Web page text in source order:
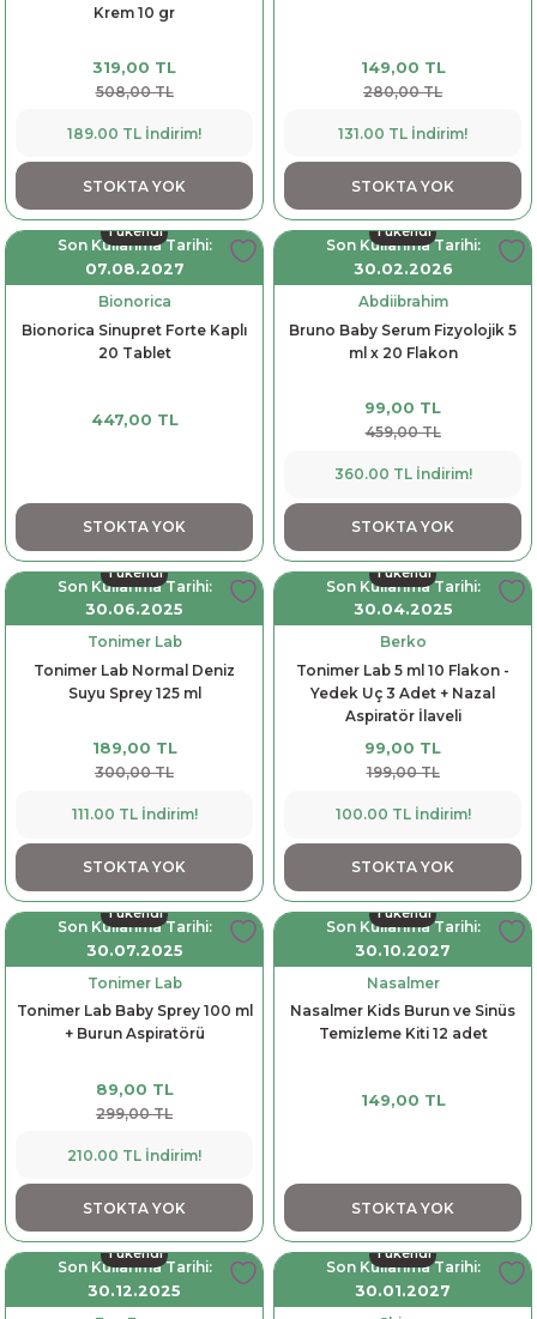
Krem 10 gr
319,00 TL
508,00 TL
189.00 TL İndirim!
STOKTA YOK
149,00 TL
280,00 TL
131.00 TL İndirim!
STOKTA YOK
Tükendi
Son Kullanma Tarihi:
07.08.2027
Bionorica
Bionorica Sinupret Forte Kaplı
20 Tablet
447,00 TL
STOKTA YOK
Tükendi
Son Kullanma Tarihi:
30.02.2026
Abdiibrahim
Bruno Baby Serum Fizyolojik 5
ml x 20 Flakon
99,00 TL
459,00 TL
360.00 TL İndirim!
STOKTA YOK
Tükendi
Son Kullanma Tarihi:
30.06.2025
Tonimer Lab
Tonimer Lab Normal Deniz
Suyu Sprey 125 ml
189,00 TL
300,00 TL
111.00 TL İndirim!
STOKTA YOK
Tükendi
Son Kullanma Tarihi:
30.04.2025
Berko
Tonimer Lab 5 ml 10 Flakon -
Yedek Uç 3 Adet + Nazal
Aspiratör İlaveli
99,00 TL
199,00 TL
100.00 TL İndirim!
STOKTA YOK
Tükendi
Son Kullanma Tarihi:
30.07.2025
Tonimer Lab
Tonimer Lab Baby Sprey 100 ml
+ Burun Aspiratörü
89,00 TL
299,00 TL
210.00 TL İndirim!
STOKTA YOK
Tükendi
Son Kullanma Tarihi:
30.10.2027
Nasalmer
Nasalmer Kids Burun ve Sinüs
Temizleme Kiti 12 adet
149,00 TL
STOKTA YOK
Tükendi
Son Kullanma Tarihi:
30.12.2025
Tükendi
Son Kullanma Tarihi:
30.01.2027